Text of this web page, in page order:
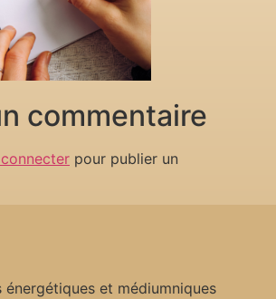
commentaire
pour publier un
énergétiques et médiumniques